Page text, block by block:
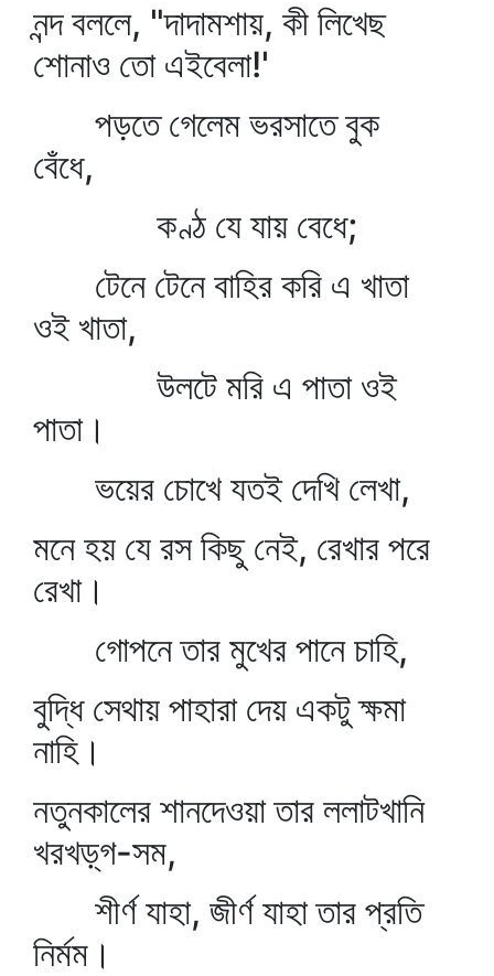
নন্দ বললে, "দাদামশায়, কী লিখেছ
শোনাও তো এইবেলা!'
পড়তে গেলেম ভরসাতে বুক
বেঁধে,
কণ্ঠ যে যায় বেধে;
টেনে টেনে বাহির করি এ খাতা
ওই খাতা,
উলটে মরি এ পাতা ওই
পাতা।
ভয়ের চোখে যতই দেখি লেখা,
মনে হয় যে রস কিছু নেই, রেখার পরে
রেখা।
গোপনে তার মুখের পানে চাহি,
বুদ্ধি সেথায় পাহারা দেয় একটু ক্ষমা
নাহি।
নতুনকালের শানদেওয়া তার ললাটখানি
খরখড়্‌গ-সম,
শীর্ণ যাহা, জীর্ণ যাহা তার প্রতি
নির্মম।